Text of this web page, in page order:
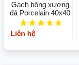
Gạch bông xương
đá Porcelain 40x40
Liên hệ